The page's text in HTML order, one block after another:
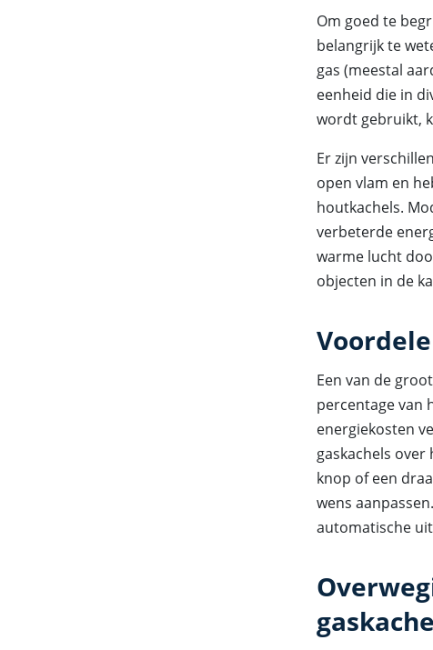
Om goed te
belangrijk te
gas (meestal
eenheid die in
wordt gebruikt,
Er zijn
open vlam en
houtkachels.
verbeterde
warme lucht
objecten in de
Een van de
percentage van
energiekosten
gaskachels
knop of een
wens
automatische